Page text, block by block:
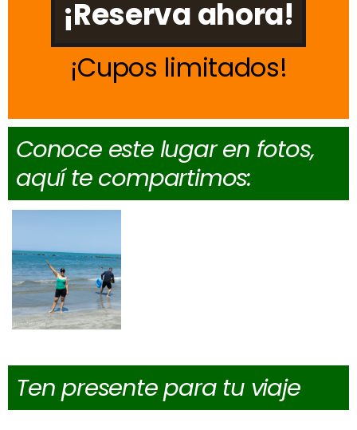
¡Reserva ahora!
Cupos limitados
Conoce este lugar en fotos,
aquí te compartimos:
Ten presente para tu viaje